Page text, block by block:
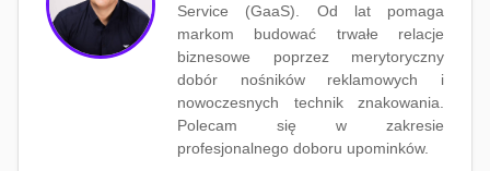
Service (GaaS). Od lat pomaga
markom budować trwałe relacje
biznesowe poprzez merytoryczny
dobór nośników reklamowych i
nowoczesnych technik znakowania.
Polecam się w zakresie
profesjonalnego doboru upominków.